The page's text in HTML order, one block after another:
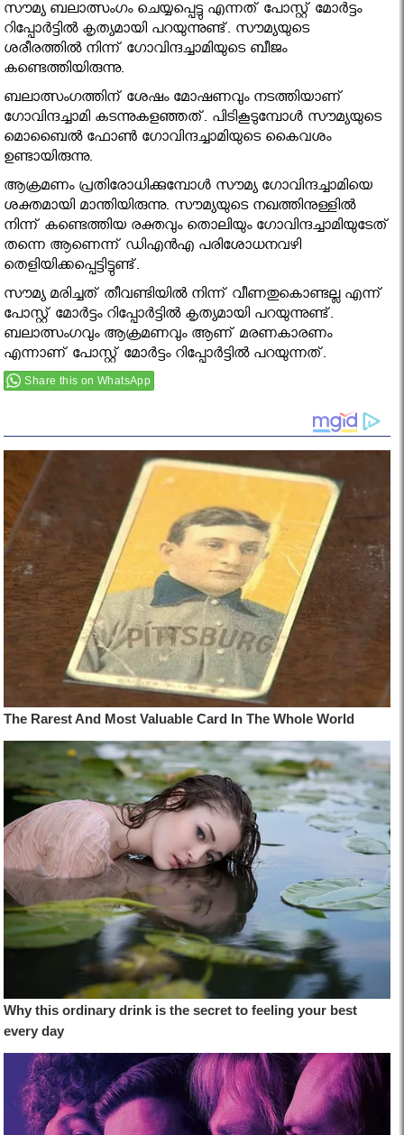
സൗമ്യ ബലാത്സംഗം ചെയ്യപ്പെട്ടു എന്നത് പോസ്റ്റ് മോര്‍ട്ടം
റിപ്പോര്‍ട്ടില്‍ കൃത്യമായി പറയുന്നുണ്ട്. സൗമ്യയുടെ
ശരീരത്തില്‍ നിന്ന് ഗോവിന്ദച്ചാമിയുടെ ബീജം
കണ്ടെത്തിയിരുന്നു.
ബലാത്സംഗത്തിന് ശേഷം മോഷണവും നടത്തിയാണ്
ഗോവിന്ദച്ചാമി കടന്നുകളഞ്ഞത്. പിടികൂടുമ്പോള്‍ സൗമ്യയുടെ
മൊബൈല്‍ ഫോണ്‍ ഗോവിന്ദച്ചാമിയുടെ കൈവശം
ഉണ്ടായിരുന്നു.
ആക്രമണം പ്രതിരോധിക്കുമ്പോള്‍ സൗമ്യ ഗോവിന്ദച്ചാമിയെ
ശക്തമായി മാന്തിയിരുന്നു. സൗമ്യയുടെ നഖത്തിനുള്ളില്‍
നിന്ന് കണ്ടെത്തിയ രക്തവും തൊലിയും ഗോവിന്ദച്ചാമിയുടേത്
തന്നെ ആണെന്ന് ഡിഎന്‍എ പരിശോധനവഴി
തെളിയിക്കപ്പെട്ടിട്ടുണ്ട്.
സൗമ്യ മരിച്ചത് തീവണ്ടിയില്‍ നിന്ന് വീണതുകൊണ്ടല്ല എന്ന്
പോസ്റ്റ് മോര്‍ട്ടം റിപ്പോര്‍ട്ടില്‍ കൃത്യമായി പറയുന്നുണ്ട്.
ബലാത്സംഗവും ആക്രമണവും ആണ് മരണകാരണം
എന്നാണ് പോസ്റ്റ് മോര്‍ട്ടം റിപ്പോര്‍ട്ടില്‍ പറയുന്നത്.
Share this on WhatsApp